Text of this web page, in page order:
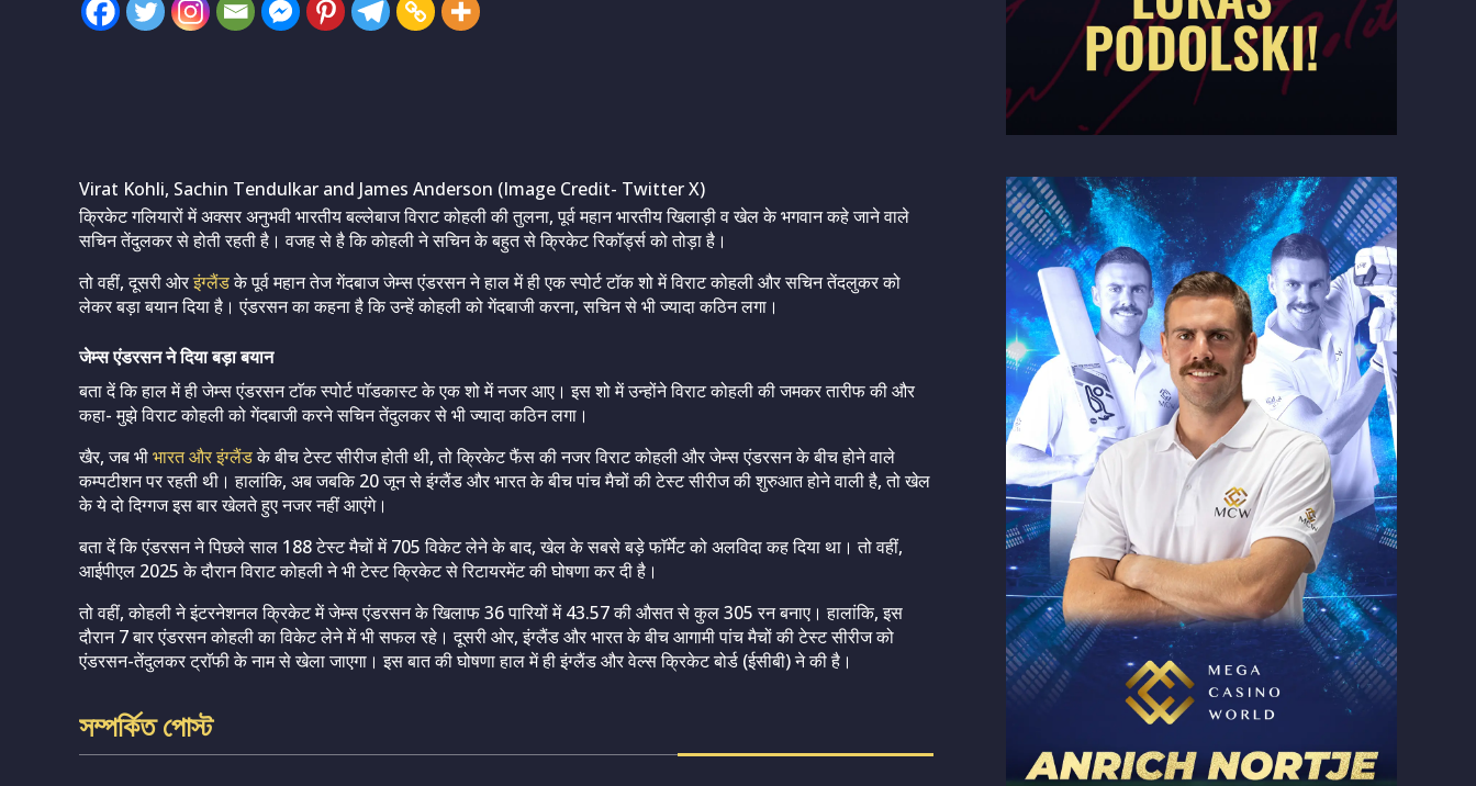
Virat Kohli, Sachin Tendulkar and James Anderson (Image Credit- Twitter X)
क्रिकेट गलियारों में अक्सर अनुभवी भारतीय बल्लेबाज विराट कोहली की तुलना, पूर्व महान भारतीय खिलाड़ी व खेल के भगवान कहे जाने वाले
सचिन तेंदुलकर से होती रहती है। वजह से है कि कोहली ने सचिन के बहुत से क्रिकेट रिकाॅर्ड्स को तोड़ा है।
तो वहीं, दूसरी ओरइंग्लैंडके पूर्व महान तेज गेंदबाज जेम्स एंडरसन ने हाल में ही एक स्पोर्ट टाॅक शो में विराट कोहली और सचिन तेंदलुकर को
लेकर बड़ा बयान दिया है। एंडरसन का कहना है कि उन्हें कोहली को गेंदबाजी करना, सचिन से भी ज्यादा कठिन लगा।
जेम्स एंडरसन ने दिया बड़ा बयान
बता दें कि हाल में ही जेम्स एंडरसन टाॅक स्पोर्ट पाॅडकास्ट के एक शो में नजर आए। इस शो में उन्होंने विराट कोहली की जमकर तारीफ की और
कहा- मुझे विराट कोहली को गेंदबाजी करने सचिन तेंदुलकर से भी ज्यादा कठिन लगा।
खैर, जब भीभारत और इंग्लैंडके बीच टेस्ट सीरीज होती थी, तो क्रिकेट फैंस की नजर विराट कोहली और जेम्स एंडरसन के बीच होने वाले
कम्पटीशन पर रहती थी। हालांकि, अब जबकि 20 जून से इंग्लैंड और भारत के बीच पांच मैचों की टेस्ट सीरीज की शुरुआत होने वाली है, तो खेल
के ये दो दिग्गज इस बार खेलते हुए नजर नहीं आएंगे।
बता दें कि एंडरसन ने पिछले साल 188 टेस्ट मैचों में 705 विकेट लेने के बाद, खेल के सबसे बड़े फाॅर्मेट को अलविदा कह दिया था। तो वहीं,
आईपीएल 2025 के दौरान विराट कोहली ने भी टेस्ट क्रिकेट से रिटायरमेंट की घोषणा कर दी है।
तो वहीं, कोहली ने इंटरनेशनल क्रिकेट में जेम्स एंडरसन के खिलाफ 36 पारियों में 43.57 की औसत से कुल 305 रन बनाए। हालांकि, इस
दौरान 7 बार एंडरसन कोहली का विकेट लेने में भी सफल रहे। दूसरी ओर, इंग्लैंड और भारत के बीच आगामी पांच मैचों की टेस्ट सीरीज को
एंडरसन-तेंदुलकर ट्राॅफी के नाम से खेला जाएगा। इस बात की घोषणा हाल में ही इंग्लैंड और वेल्स क्रिकेट बोर्ड (ईसीबी) ने की है।
সম্পর্কিত পোস্ট